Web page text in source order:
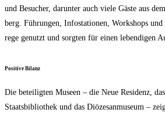
und Besu­cher, dar­un­ter auch vie­le Gäs­te aus
berg. Füh­run­gen, Info­sta­tio­nen, Work­shops
rege genutzt und sorg­ten für einen leben­di­gen
Posi­ti­ve Bilanz
Die betei­lig­ten Muse­en – die Neue Resi­denz,
Staats­bi­blio­thek und das Diö­ze­san­mu­se­um –